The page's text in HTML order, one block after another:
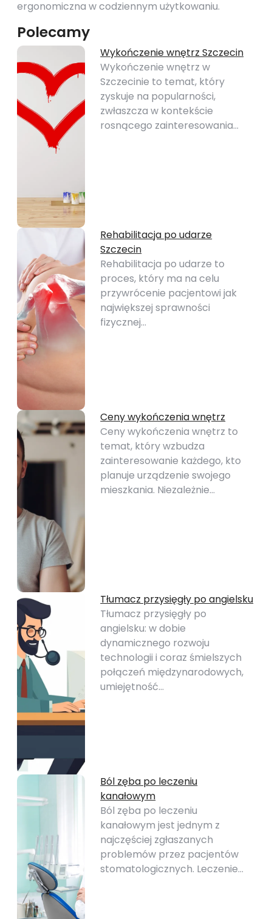
ergonomiczna w codziennym użytkowaniu.
Polecamy
Wykończenie wnętrz Szczecin
Wykończenie wnętrz w
Szczecinie to temat, który
zyskuje na popularności,
zwłaszcza w kontekście
rosnącego zainteresowania…
Rehabilitacja po udarze
Szczecin
Rehabilitacja po udarze to
proces, który ma na celu
przywrócenie pacjentowi jak
największej sprawności
fizycznej…
Ceny wykończenia wnętrz
Ceny wykończenia wnętrz to
temat, który wzbudza
zainteresowanie każdego, kto
planuje urządzenie swojego
mieszkania. Niezależnie…
Tłumacz przysięgły po angielsku
Tłumacz przysięgły po
angielsku: w dobie
dynamicznego rozwoju
technologii i coraz śmielszych
połączeń międzynarodowych,
umiejętność…
Ból zęba po leczeniu
kanałowym
Ból zęba po leczeniu
kanałowym jest jednym z
najczęściej zgłaszanych
problemów przez pacjentów
stomatologicznych. Leczenie…